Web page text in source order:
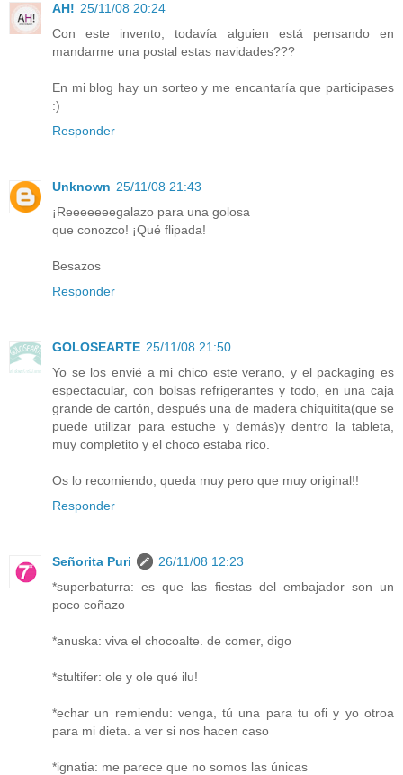
AH! 25/11/08 20:24
Con este invento, todavía alguien está pensando en
mandarme una postal estas navidades???
En mi blog hay un sorteo y me encantaría que participases
:)
Responder
Unknown 25/11/08 21:43
¡Reeeeeeegalazo para una golosa
que conozco! ¡Qué flipada!
Besazos
Responder
GOLOSEARTE 25/11/08 21:50
Yo se los envié a mi chico este verano, y el packaging es
espectacular, con bolsas refrigerantes y todo, en una caja
grande de cartón, después una de madera chiquitita(que se
puede utilizar para estuche y demás)y dentro la tableta,
muy completito y el choco estaba rico.
Os lo recomiendo, queda muy pero que muy original!!
Responder
Señorita Puri
26/11/08 12:23
*superbaturra: es que las fiestas del embajador son un
poco coñazo
*anuska: viva el chocoalte. de comer, digo
*stultifer: ole y ole qué ilu!
*echar un remiendu: venga, tú una para tu ofi y yo otroa
para mi dieta. a ver si nos hacen caso
*ignatia: me parece que no somos las únicas